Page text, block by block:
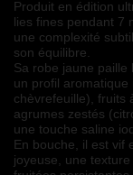
Produit en édition
lies fines pendant 7
une complexité
son équilibre.
Sa robe jaune
un profil aromatique
chèvrefeuille), fruits
agrumes zestés
une touche saline
En bouche, il est vif
joyeuse, une